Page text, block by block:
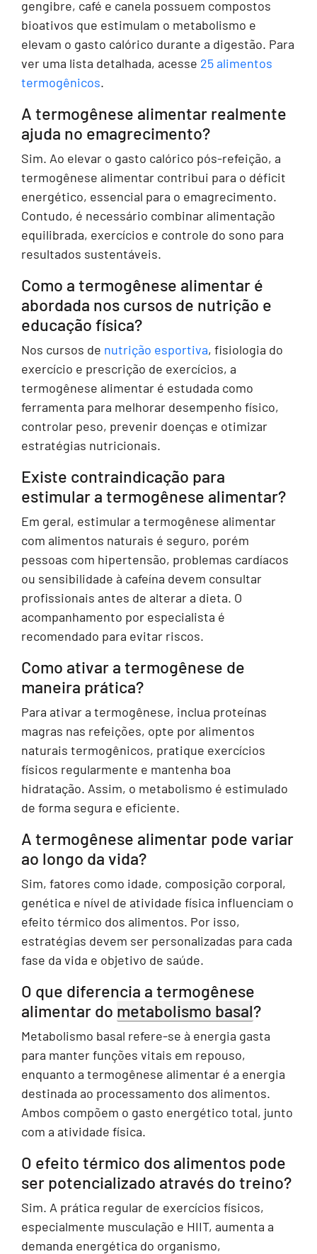
gengibre, café e canela possuem compostos
bioativos que estimulam o metabolismo e
elevam o gasto calórico durante a digestão. Para
ver uma lista detalhada, acesse 25 alimentos
termogênicos.
A termogênese alimentar realmente
ajuda no emagrecimento?
Sim. Ao elevar o gasto calórico pós-refeição, a
termogênese alimentar contribui para o déficit
energético, essencial para o emagrecimento.
Contudo, é necessário combinar alimentação
equilibrada, exercícios e controle do sono para
resultados sustentáveis.
Como a termogênese alimentar é
abordada nos cursos de nutrição e
educação física?
Nos cursos de nutrição esportiva, fisiologia do
exercício e prescrição de exercícios, a
termogênese alimentar é estudada como
ferramenta para melhorar desempenho físico,
controlar peso, prevenir doenças e otimizar
estratégias nutricionais.
Existe contraindicação para
estimular a termogênese alimentar?
Em geral, estimular a termogênese alimentar
com alimentos naturais é seguro, porém
pessoas com hipertensão, problemas cardíacos
ou sensibilidade à cafeína devem consultar
profissionais antes de alterar a dieta. O
acompanhamento por especialista é
recomendado para evitar riscos.
Como ativar a termogênese de
maneira prática?
Para ativar a termogênese, inclua proteínas
magras nas refeições, opte por alimentos
naturais termogênicos, pratique exercícios
físicos regularmente e mantenha boa
hidratação. Assim, o metabolismo é estimulado
de forma segura e eficiente.
A termogênese alimentar pode variar
ao longo da vida?
Sim, fatores como idade, composição corporal,
genética e nível de atividade física influenciam o
efeito térmico dos alimentos. Por isso,
estratégias devem ser personalizadas para cada
fase da vida e objetivo de saúde.
O que diferencia a termogênese
alimentar do metabolismo basal?
Metabolismo basal refere-se à energia gasta
para manter funções vitais em repouso,
enquanto a termogênese alimentar é a energia
destinada ao processamento dos alimentos.
Ambos compõem o gasto energético total, junto
com a atividade física.
O efeito térmico dos alimentos pode
ser potencializado através do treino?
Sim. A prática regular de exercícios físicos,
especialmente musculação e HIIT, aumenta a
demanda energética do organismo,